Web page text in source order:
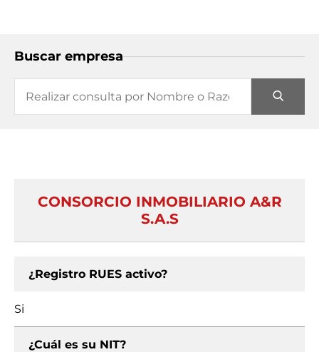
Buscar empresa
CONSORCIO INMOBILIARIO A&R
S.A.S
¿Registro RUES activo?
Si
¿Cuál es su NIT?